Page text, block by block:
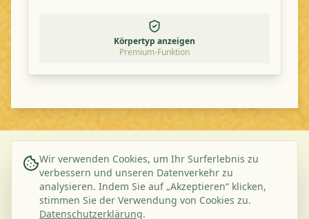
Körpertyp anzeigen
Premium-Funktion
©2026Ayurveda Veggie. All rights reserved.
Über unsKontaktDatenschutzerklärungAGB
Abonnieren Sie unseren Newsletter
Wir verwenden Cookies, um Ihr Surferlebnis zu
verbessern und unseren Datenverkehr zu
analysieren. Indem Sie auf „Akzeptieren“ klicken,
stimmen Sie der Verwendung von Cookies zu.
Datenschutzerklärung.